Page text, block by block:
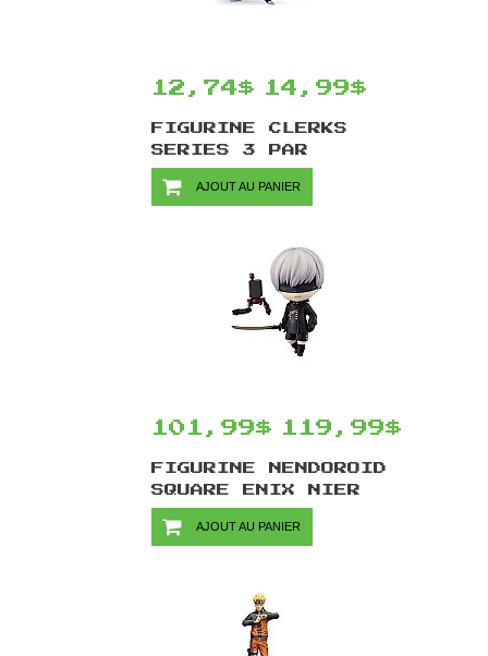
12,74$ 14,99$
FIGURINE CLERKS
SERIES 3 PAR
GRAPHITTI
DESIGNS -
AJOUT AU PANIER
101,99$ 119,99$
FIGURINE NENDOROID
SQUARE ENIX NIER
AUTOMATA #1576 PAR
GOOD SMILE COMPANY
AJOUT AU PANIER